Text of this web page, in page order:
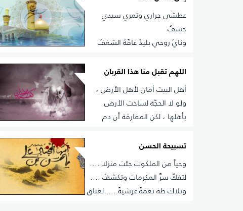
عطشى جراري وتمري سيدي
حشفُ
ونايُ روحي بليدٌ عافَهُ الشغفُ
اللهم تقبل منا هذا القربان
أهل البيت أمان لأهل الأرض ،
ولو لا الحجّة لساخت الأرض
بأهلها ، لكن المفارقة أن دم
عذاب الاستئصال ، فقدّم نفسه الشريفة ليأمن أهل الأرض ..
تسبيحة الحسن
وحياً من الملكوت جئت منزلا ....
لتفكّ سرَّ المكرمات وتكشفُ ....
وتلاك طه نغمةً عرشيةً .... لعناق